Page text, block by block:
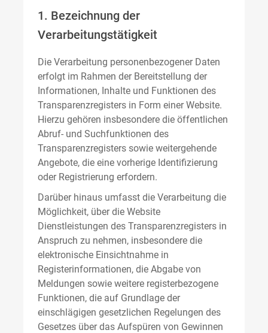
1. Bezeichnung der
Verarbeitungstätigkeit
Die Verarbeitung personenbezogener Daten
erfolgt im Rahmen der Bereitstellung der
Informationen, Inhalte und Funktionen des
Transparenzregisters in Form einer Website.
Hierzu gehören insbesondere die öffentlichen
Abruf- und Suchfunktionen des
Transparenzregisters sowie weitergehende
Angebote, die eine vorherige Identifizierung
oder Registrierung erfordern.
Darüber hinaus umfasst die Verarbeitung die
Möglichkeit, über die Website
Dienstleistungen des Transparenzregisters in
Anspruch zu nehmen, insbesondere die
elektronische Einsichtnahme in
Registerinformationen, die Abgabe von
Meldungen sowie weitere registerbezogene
Funktionen, die auf Grundlage der
einschlägigen gesetzlichen Regelungen des
Gesetzes über das Aufspüren von Gewinnen